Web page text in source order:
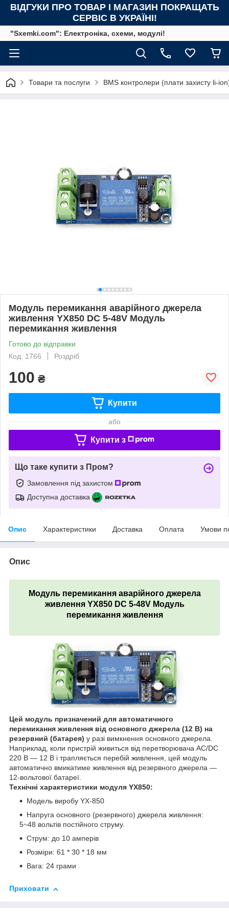
ВІДГУКИ ПРО ТОВАР І МАГАЗИН ПОКРАЩАТЬ
СЕРВІС В УКРАЇНІ!
"Sxemki.com": Електроніка, схеми, модулі!
Товари та послуги BMS контролери (плати захисту li-
Модуль перемикання аварійного джерела
живлення YX850 DC 5-48V Модуль
перемикання живлення
Готово до відправки
Код: 1766
Роздріб
100 ₴
Купити
або
Купити з
Що таке купити з Пром?
Замовлення під захистом
Доступна доставка
Опис Характеристики Доставка Оплата Умови
Опис
Модуль перемикання аварійного джерела
живлення YX850 DC 5-48V Модуль
перемикання живлення
Цей модуль призначений для автоматичного
перемикання живлення від основного джерела (12 В) на
резервний (батарея) у разі вимкнення основного джерела.
Наприклад, коли пристрій живиться від перетворювача AC/DC
220 В — 12 В і трапляється перебій живлення, цей модуль
автоматично вмикатиме живлення від резервного джерела —
12-вольтової батареї.
Технічні характеристики модуля YX850:
Модель виробу YX-850
Напруга основного (резервного) джерела живлення:
5~48 вольтів постійного струму.
Струм: до 10 амперів
Розміри: 61 * 30 * 18 мм
Вага: 24 грами
Приховати